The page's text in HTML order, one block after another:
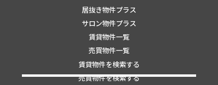
居抜き物件プラス
サロン物件プラス
賃貸物件一覧
売買物件一覧
賃貸物件を検索する
売買物件を検索する